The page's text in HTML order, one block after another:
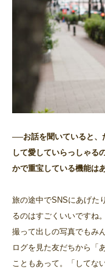
──お話を聞いていると、
して愛していらっしゃる
かで重宝している機能は
旅の途中でSNSにあげた
るのはすごくいいですね
撮って出しの写真でもみ
ログを見た友だちから「
こともあって。「してな